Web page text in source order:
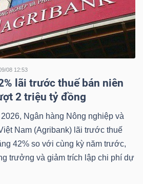
08 12:53
lãi trước thuế bán niên
2 triệu tỷ đồng
Ngân hàng Nông nghiệp và
Nam (Agribank) lãi trước thuế
42% so với cùng kỳ năm trước,
trưởng và giảm trích lập chi phí dự